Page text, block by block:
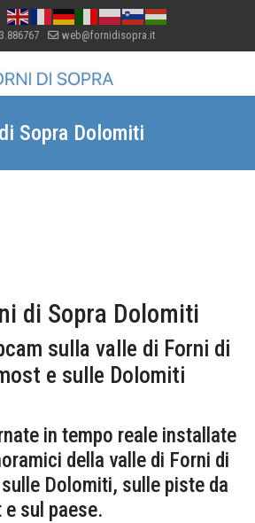
web@fornidisopra.it
Sopra Dolomiti
di Sopra Dolomiti
sulla valle di Forni di
e sulle Dolomiti
in tempo reale installate
della valle di Forni di
Dolomiti, sulle piste da
sul paese.